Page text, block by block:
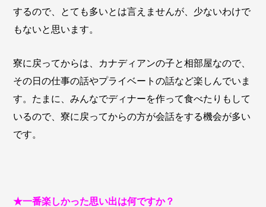
するので、とても多いとは言えませんが、少ないわけで
もないと思います。
寮に戻ってからは、カナディアンの子と相部屋なので、
その日の仕事の話やプライベートの話など楽しんでいま
す。たまに、みんなでディナーを作って食べたりもして
いるので、寮に戻ってからの方が会話をする機会が多い
です。
★一番楽しかった思い出は何ですか？